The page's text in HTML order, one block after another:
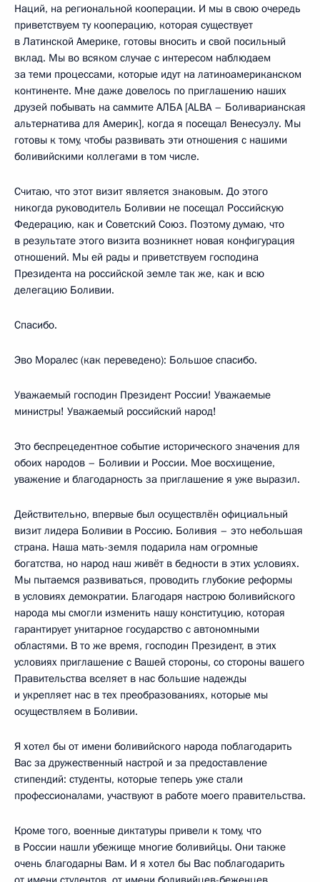
Наций, на региональной кооперации. И мы в свою очередь
приветствуем ту кооперацию, которая существует
в Латинской Америке, готовы вносить и свой посильный
вклад. Мы во всяком случае с интересом наблюдаем
за теми процессами, которые идут на латиноамериканском
континенте. Мне даже довелось по приглашению наших
друзей побывать на саммите АЛБА [ALBA – Боливарианская
альтернатива для Америк], когда я посещал Венесуэлу. Мы
готовы к тому, чтобы развивать эти отношения с нашими
боливийскими коллегами в том числе.
Считаю, что этот визит является знаковым. До этого
никогда руководитель Боливии не посещал Российскую
Федерацию, как и Советский Союз. Поэтому думаю, что
в результате этого визита возникнет новая конфигурация
отношений. Мы ей рады и приветствуем господина
Президента на российской земле так же, как и всю
делегацию Боливии.
Спасибо.
Эво Моралес (как переведено): Большое спасибо.
Уважаемый господин Президент России! Уважаемые
министры! Уважаемый российский народ!
Это беспрецедентное событие исторического значения для
обоих народов – Боливии и России. Мое восхищение,
уважение и благодарность за приглашение я уже выразил.
Действительно, впервые был осуществлён официальный
визит лидера Боливии в Россию. Боливия – это небольшая
страна. Наша мать-земля подарила нам огромные
богатства, но народ наш живёт в бедности в этих условиях.
Мы пытаемся развиваться, проводить глубокие реформы
в условиях демократии. Благодаря настрою боливийского
народа мы смогли изменить нашу конституцию, которая
гарантирует унитарное государство с автономными
областями. В то же время, господин Президент, в этих
условиях приглашение с Вашей стороны, со стороны вашего
Правительства вселяет в нас большие надежды
и укрепляет нас в тех преобразованиях, которые мы
осуществляем в Боливии.
Я хотел бы от имени боливийского народа поблагодарить
Вас за дружественный настрой и за предоставление
стипендий: студенты, которые теперь уже стали
профессионалами, участвуют в работе моего правительства.
Кроме того, военные диктатуры привели к тому, что
в России нашли убежище многие боливийцы. Они также
очень благодарны Вам. И я хотел бы Вас поблагодарить